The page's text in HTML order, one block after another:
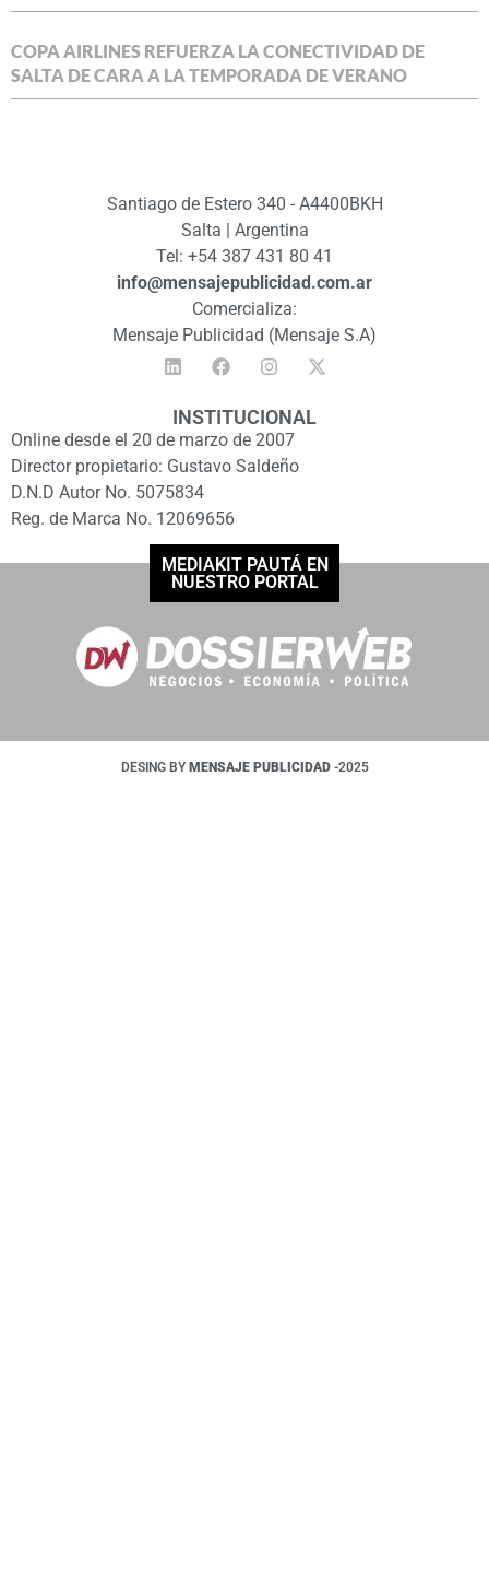
COPA AIRLINES REFUERZA LA CONECTIVIDAD DE
SALTA DE CARA A LA TEMPORADA DE VERANO
Santiago de Estero 340 - A4400BKH
Salta | Argentina
Tel: +54 387 431 80 41
info@mensajepublicidad.com.ar
Comercializa:
Mensaje Publicidad (Mensaje S.A)
INSTITUCIONAL
Online desde el 20 de marzo de 2007
Director propietario: Gustavo Saldeño
D.N.D Autor No. 5075834
Reg. de Marca No. 12069656
MEDIAKIT PAUTÁ EN
NUESTRO PORTAL
DESING BY MENSAJE PUBLICIDAD -2025